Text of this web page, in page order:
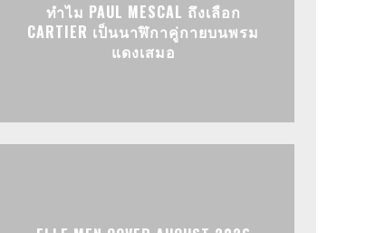
ทำไม PAUL MESCAL ถึงเลือก
CARTIER เป็นนาฬิกาคู่กายบนพรม
แดงเสมอ